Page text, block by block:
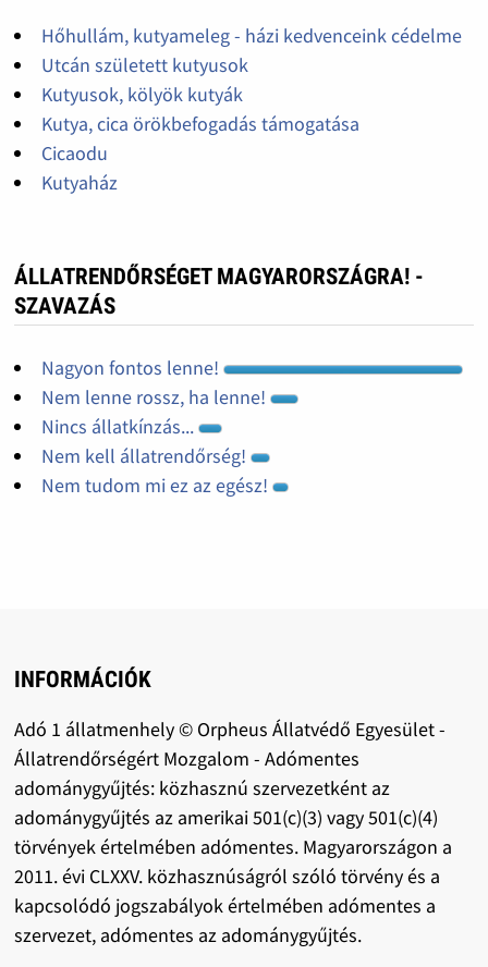
Hőhullám, kutyameleg - házi kedvenceink cédelme
Utcán született kutyusok
Kutyusok, kölyök kutyák
Kutya, cica örökbefogadás támogatása
Cicaodu
Kutyaház
ÁLLATRENDŐRSÉGET MAGYARORSZÁGRA! -
SZAVAZÁS
Nagyon fontos lenne!
Nem lenne rossz, ha lenne!
Nincs állatkínzás...
Nem kell állatrendőrség!
Nem tudom mi ez az egész!
INFORMÁCIÓK
Adó 1 állatmenhely © Orpheus Állatvédő Egyesület -
Állatrendőrségért Mozgalom - Adómentes
adománygyűjtés: közhasznú szervezetként az
adománygyűjtés az amerikai 501(c)(3) vagy 501(c)(4)
törvények értelmében adómentes. Magyarországon a
2011. évi CLXXV. közhasznúságról szóló törvény és a
kapcsolódó jogszabályok értelmében adómentes a
szervezet, adómentes az adománygyűjtés.